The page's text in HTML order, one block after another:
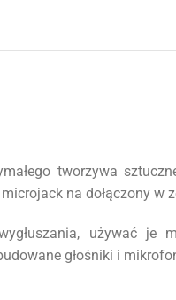
tworzywa
na dołączony w
używać
głośniki i